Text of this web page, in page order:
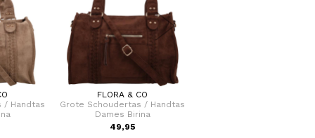
/ Handtas
FLORA & CO
Grote Schoudertas / Handtas
Dames Birina
49,95